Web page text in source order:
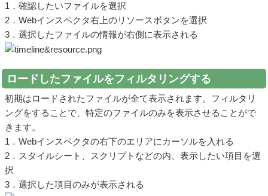
1．確認したいファイルを選択
2．Webインスペクタ右上のリソースボタンを選択
3．選択したファイルの情報が右側に表示される
ロードしたファイルをフィルタリングする
初期はロードされたファイルが全て表示されます。フィルタリ
ングをすることで、特定のファイルのみを表示させることがで
きます。
1．Webインスペクタの右下のエリアにカーソルを入れる
2．スタイルシート、スクリプトなどの内、表示したい項目を選
択
3．選択した項目のみが表示される